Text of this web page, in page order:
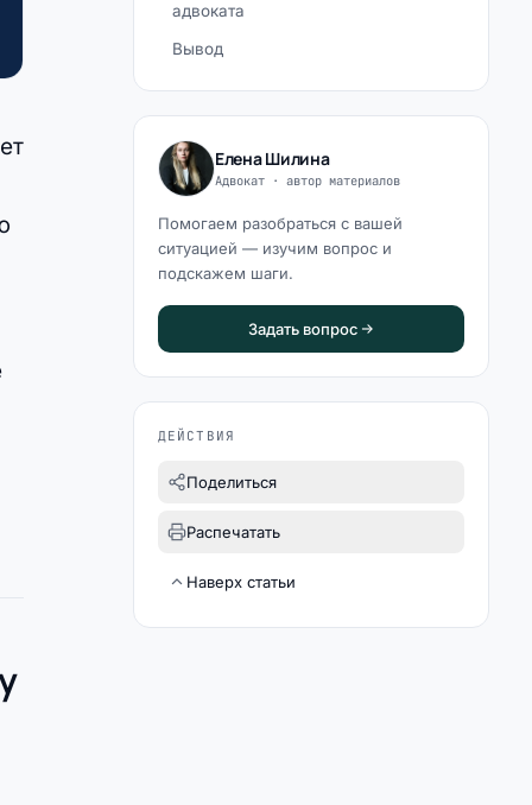
адвоката
Вывод
Елена Шилина
Адвокат · автор материалов
Помогаем разобраться с вашей
ситуацией — изучим вопрос и
подскажем шаги.
Задать вопрос
ДЕЙСТВИЯ
Поделиться
Распечатать
Наверх статьи